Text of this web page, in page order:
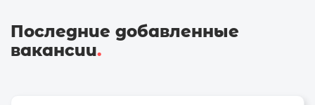
Последние добавленные
вакансии.